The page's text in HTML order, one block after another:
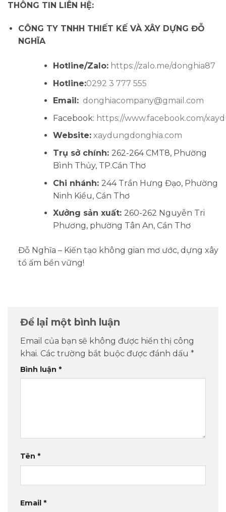
THÔNG TIN LIÊN HỆ:
CÔNG TY TNHH THIẾT KẾ VÀ XÂY DỰNG ĐỖ
NGHĨA
Hotline/Zalo:https://zalo.me/donghia87
Hotline:0292 3 777 555
Email: donghiacompany@gmail.com
Facebook: https://www.facebook.com/
Website: xaydungdonghia.com
Trụ sở chính: 262-264 CMT8, Phường
Bình Thủy, TP.Cần Thơ
Chi nhánh: 244 Trần Hưng Đạo, Phường
Ninh Kiều, Cần Thơ
Xưởng sản xuất: 260-262 Nguyễn Tri
Phương, phường Tân An, Cần Thơ
Đỗ Nghĩa – Kiến tạo không gian mơ ước, dựng xây
tổ ấm bền vững!
Để lại một bình luận
Email của bạn sẽ không được hiển thị công
khai. Các trường bắt buộc được đánh dấu *
Bình luận *
Tên *
Email *